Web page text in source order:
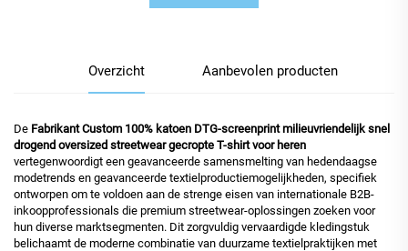
Overzicht Aanbevolen producten
De Fabrikant Custom 100% katoen DTG-screenprint milieuvriendelijk snel
drogend oversized streetwear gecropte T-shirt voor heren
vertegenwoordigt een geavanceerde samensmelting van hedendaagse
modetrends en geavanceerde textielproductiemogelijkheden, specifiek
ontworpen om te voldoen aan de strenge eisen van internationale B2B-
inkoopprofessionals die premium streetwear-oplossingen zoeken voor
hun diverse marktsegmenten. Dit zorgvuldig vervaardigde kledingstuk
belichaamt de moderne combinatie van duurzame textielpraktijken met